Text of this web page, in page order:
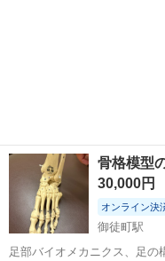
骨格模型
30,000円
オンライン決
御徒町駅
足部バイオメカニクス、足の